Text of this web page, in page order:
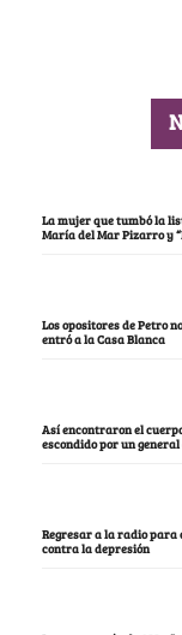
La mujer que tumbó la
María del Mar Pizarro y
Los opositores de Petro
entró a la Casa Blanca
Así encontraron el
escondido por un
Regresar a la radio
contra la depresión